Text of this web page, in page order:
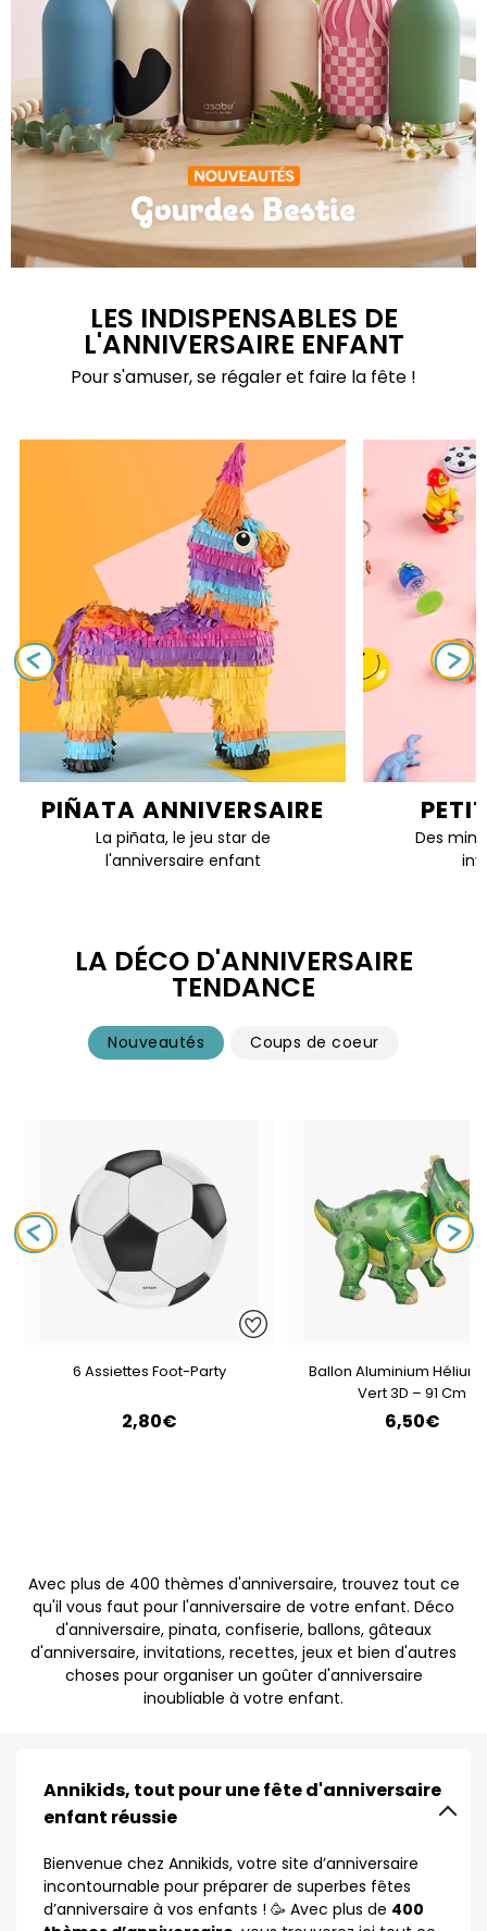
LES INDISPENSABLES DE
L'ANNIVERSAIRE ENFANT
Pour s'amuser, se régaler et faire la fête !
PIÑATA ANNIVERSAIRE
La piñata, le jeu star de
l'anniversaire enfant
Des mini
LA DÉCO D'ANNIVERSAIRE
TENDANCE
Nouveautés Coups de coeur
6 Assiettes Foot-Party
2,80€
Ballon Aluminium Hélium
Vert 3D – 91 Cm
6,50€
Avec plus de 400 thèmes d'anniversaire, trouvez tout ce
qu'il vous faut pour l'anniversaire de votre enfant. Déco
d'anniversaire, pinata, confiserie, ballons, gâteaux
d'anniversaire, invitations, recettes, jeux et bien d'autres
choses pour organiser un goûter d'anniversaire
inoubliable à votre enfant.
Annikids, tout pour une fête d'anniversaire
enfant réussie
Bienvenue chez Annikids, votre site d’anniversaire
incontournable pour préparer de superbes fêtes
d’anniversaire à vos enfants ! 🥳 Avec plus de 400